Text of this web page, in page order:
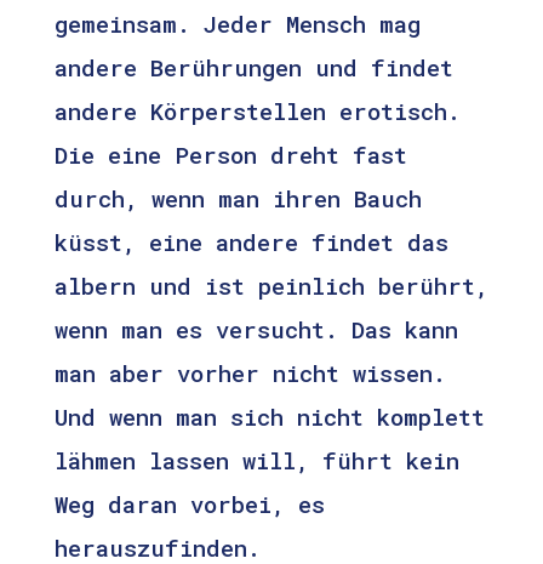
gemeinsam. Jeder Mensch mag
andere Berührungen und findet
andere Körperstellen erotisch.
Die eine Person dreht fast
durch, wenn man ihren Bauch
küsst, eine andere findet das
albern und ist peinlich berührt,
wenn man es versucht. Das kann
man aber vorher nicht wissen.
Und wenn man sich nicht komplett
lähmen lassen will, führt kein
Weg daran vorbei, es
herauszufinden.